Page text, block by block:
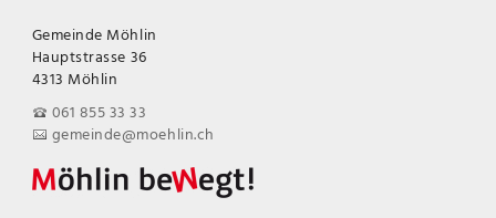
Gemeinde Möhlin
Hauptstrasse 36
4313 Möhlin
061 855 33 33
gemeinde@moehlin.ch